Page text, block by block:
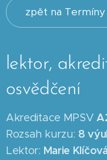
zpět na
lektor,
osvědčení
Akreditace MPSV
Rozsah kurzu: 8
Lektor: Marie